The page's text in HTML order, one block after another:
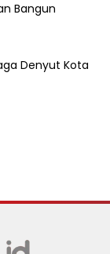
Bangun
Denyut Kota